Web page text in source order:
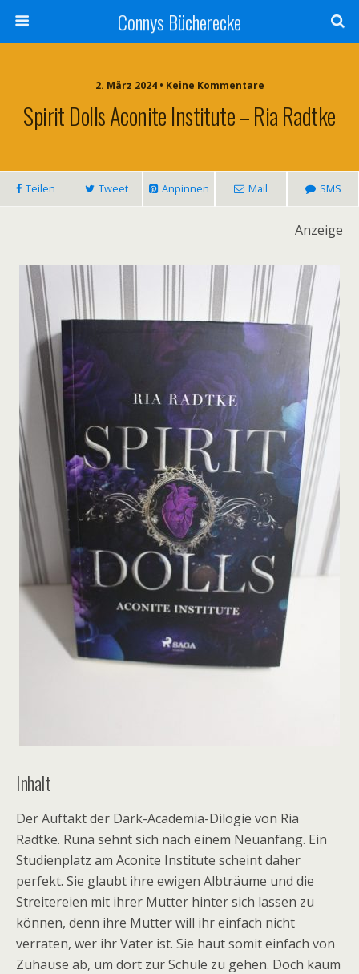
Connys Bücherecke
2. März 2024 • Keine Kommentare
Spirit Dolls Aconite Institute – Ria Radtke
Teilen Tweet Anpinnen Mail SMS
Anzeige
Inhalt
Der Auftakt der Dark-Academia-Dilogie von Ria
Radtke. Runa sehnt sich nach einem Neuanfang. Ein
Studienplatz am Aconite Institute scheint daher
perfekt. Sie glaubt ihre ewigen Albträume und die
Streitereien mit ihrer Mutter hinter sich lassen zu
können, denn ihre Mutter will ihr einfach nicht
verraten, wer ihr Vater ist. Sie haut somit einfach von
Zuhause ab, um dort zur Schule zu gehen. Doch kaum